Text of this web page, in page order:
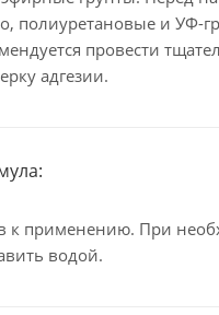
полиуретановые и УФ-
провести
адгезии.
к применению. При
водой.